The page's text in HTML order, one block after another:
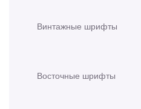
Винтажные шрифты
Восточные шрифты